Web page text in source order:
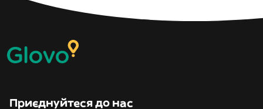
Приєднуйтеся до нас